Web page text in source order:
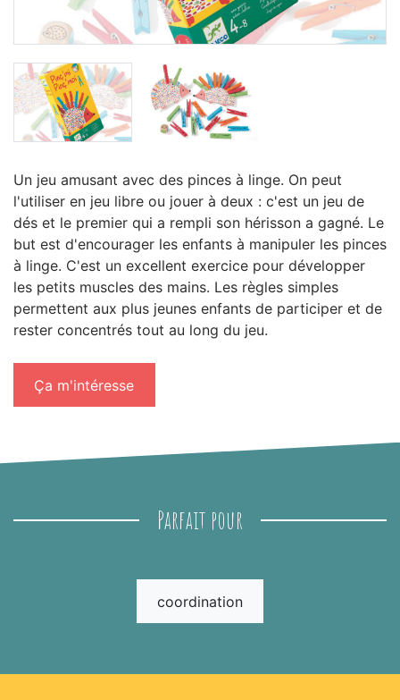
Un jeu amusant avec des pinces à linge. On peut
l'utiliser en jeu libre ou jouer à deux : c'est un jeu de
dés et le premier qui a rempli son hérisson a gagné. Le
but est d'encourager les enfants à manipuler les pinces
à linge. C'est un excellent exercice pour développer
les petits muscles des mains. Les règles simples
permettent aux plus jeunes enfants de participer et de
rester concentrés tout au long du jeu.
Ça m'intéresse
Parfait pour
coordination